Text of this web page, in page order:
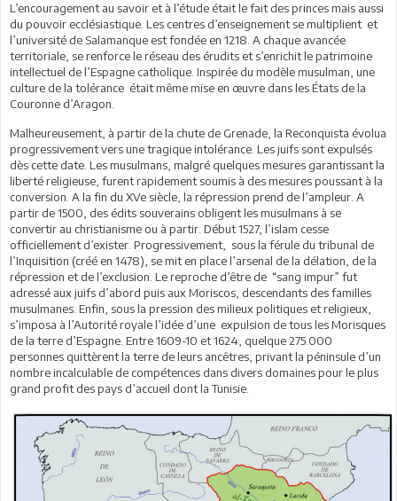
L’encouragement au savoir et à l’étude était le fait des princes mais aussi
du pouvoir ecclésiastique. Les centres d’enseignement se multiplient et
l’université de Salamanque est fondée en 1218. A chaque avancée
territoriale, se renforce le réseau des érudits et s’enrichit le patrimoine
intellectuel de l’Espagne catholique. Inspirée du modèle musulman, une
culture de la tolérance était même mise en œuvre dans les États de la
Couronne d’Aragon.
Malheureusement, à partir de la chute de Grenade, la Reconquista évolua
progressivement vers une tragique intolérance. Les juifs sont expulsés
dès cette date. Les musulmans, malgré quelques mesures garantissant la
liberté religieuse, furent rapidement soumis à des mesures poussant à la
conversion. A la fin du XVe siècle, la répression prend de l’ampleur. A
partir de 1500, des édits souverains obligent les musulmans à se
convertir au christianisme ou à partir. Début 1527, l’islam cesse
officiellement d’exister. Progressivement, sous la férule du tribunal de
l’Inquisition (créé en 1478), se mit en place l’arsenal de la délation, de la
répression et de l’exclusion. Le reproche d’être de “sang impur” fut
adressé aux juifs d’abord puis aux Moriscos, descendants des familles
musulmanes. Enfin, sous la pression des milieux politiques et religieux,
s’imposa à l’Autorité royale l’idée d’une expulsion de tous les Morisques
de la terre d’Espagne. Entre 1609-10 et 1624, quelque 275.000
personnes quittèrent la terre de leurs ancêtres, privant la péninsule d’un
nombre incalculable de compétences dans divers domaines pour le plus
grand profit des pays d’accueil dont la Tunisie.